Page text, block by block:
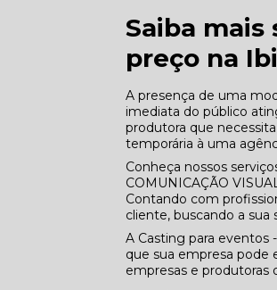
Saiba mais
preço na
A presença de uma
imediata do público
produtora que
temporária à uma
Conheça nossos
COMUNICAÇÃO
Contando com
cliente, buscando a sua
A Casting para
que sua empresa pode
empresas e produtoras